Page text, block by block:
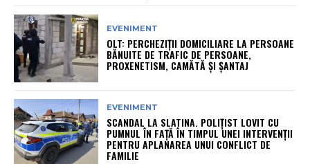
EVENIMENT
OLT: PERCHEZIŢII DOMICILIARE LA PERSOANE
BĂNUITE DE TRAFIC DE PERSOANE,
PROXENETISM, CAMĂTĂ ŞI ŞANTAJ
EVENIMENT
SCANDAL LA SLATINA. POLIȚIST LOVIT CU
PUMNUL ÎN FAȚĂ ÎN TIMPUL UNEI INTERVENȚII
PENTRU APLANAREA UNUI CONFLICT DE
FAMILIE